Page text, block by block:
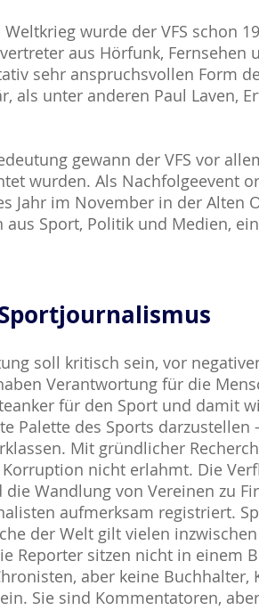
wurde der VFS schon
aus Hörfunk, Fernsehen
sehr anspruchsvollen Form
als unter anderen Paul Laven,
gewann der VFS vor
wurden. Als Nachfolgeevent
Jahr im November in der Alten
aus Sport, Politik und Medien,
soll kritisch sein, vor
Verantwortung für die
für den Sport und damit
Palette des Sports
Mit gründlicher
nicht erlahmt. Die
die Wandlung von Vereinen zu
aufmerksam registriert.
der Welt gilt vielen
Reporter sitzen nicht in einem
aber keine
Sie sind Kommentatoren,